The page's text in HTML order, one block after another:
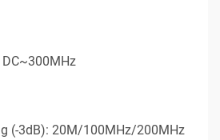
DC~300MHz
(‐3dB): 20M/100MHz/200MHz